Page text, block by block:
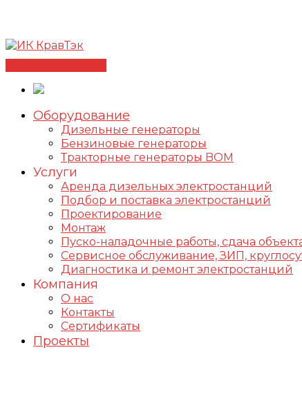
Оборудование
Дизельные генераторы
Бензиновые генераторы
Тракторные генераторы BOM
Услуги
Аренда дизельных электростанций
Подбор и поставка электростанций
Проектирование
Монтаж
Пуско-наладочные работы, сдача
Сервисное обслуживание, ЗИП,
Диагностика и ремонт электростанций
Компания
О нас
Контакты
Сертификаты
Проекты